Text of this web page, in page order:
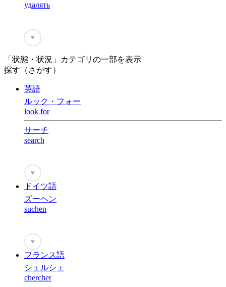
удалять
♥
「状態・状況」カテゴリの一部を表示
探す（さがす）
英語
ルック・フォー
look for
サーチ
search
♥
ドイツ語
ズーヘン
suchen
♥
フランス語
シェルシェ
chercher